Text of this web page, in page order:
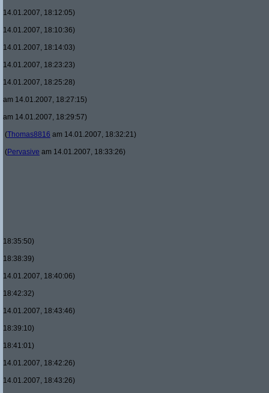
14.01.2007, 18:12:05)
14.01.2007, 18:10:36)
14.01.2007, 18:14:03)
14.01.2007, 18:23:23)
14.01.2007, 18:25:28)
am 14.01.2007, 18:27:15)
am 14.01.2007, 18:29:57)
(Thomas8816 am 14.01.2007, 18:32:21)
(Pervasive am 14.01.2007, 18:33:26)
18:35:50)
18:38:39)
14.01.2007, 18:40:06)
18:42:32)
14.01.2007, 18:43:46)
18:39:10)
18:41:01)
14.01.2007, 18:42:26)
14.01.2007, 18:43:26)